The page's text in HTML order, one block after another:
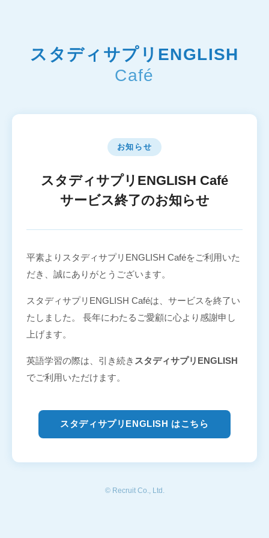
スタディサプリENGLISH
Café
お知らせ
スタディサプリENGLISH Café
サービス終了のお知らせ
平素よりスタディサプリENGLISH Caféをご利用いた
だき、誠にありがとうございます。
スタディサプリENGLISH Caféは、サービスを終了い
たしました。 長年にわたるご愛顧に心より感謝申し
上げます。
英語学習の際は、引き続き スタディサプリENGLISH
でご利用いただけます。
スタディサプリENGLISH はこちら
© Recruit Co., Ltd.